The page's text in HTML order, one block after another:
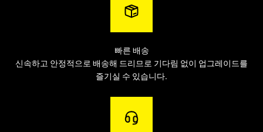
빠른 배송
신속하고 안정적으로 배송해 드리므로 기다림 없이 업그레이드를
즐기실 수 있습니다.